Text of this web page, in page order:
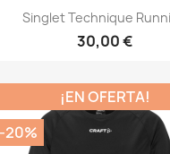
Singlet Technique
30,00 €
¡EN OFERTA!
-20%